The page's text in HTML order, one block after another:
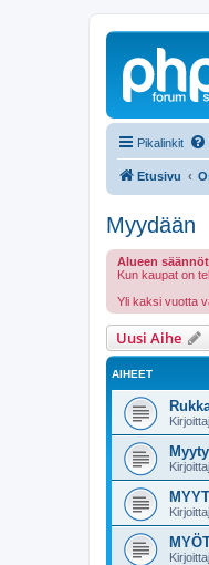
Pikalinkit
Etusivu
Myydään
Alueen säännöt
Kun kaupat on
Yli kaksi vuotta
Uusi Aihe
AIHEET